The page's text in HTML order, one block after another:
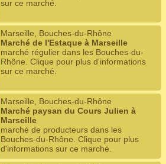
sur ce marché.
Marseille, Bouches-du-Rhône
Marché de l'Estaque à Marseille
marché régulier dans les Bouches-du-
Rhône. Clique pour plus d'informations
sur ce marché.
Marseille, Bouches-du-Rhône
Marché paysan du Cours Julien à
Marseille
marché de producteurs dans les
Bouches-du-Rhône. Clique pour plus
d'informations sur ce marché.